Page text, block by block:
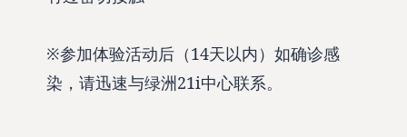
※参加体验活动后（14天以内）如确诊感
染，请迅速与绿洲21i中心联系。